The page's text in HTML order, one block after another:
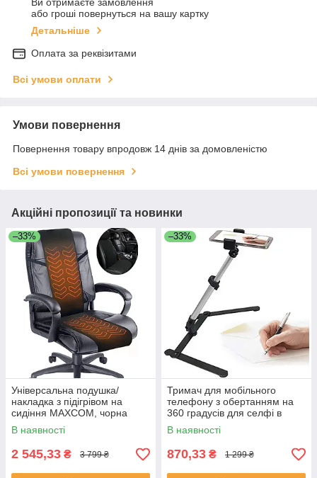
Ви отримаєте замовлення
або гроші повернуться на вашу картку
Детальніше
Оплата за реквізитами
Всі умови оплати
Умови повернення
Повернення товару впродовж 14 днів за домовленістю
Всі умови повернення
Акційні пропозиції та новинки
–33%
Універсальна подушка/
накладка з підігрівом на
сидіння MAXCOM, чорна
В наявності
2 545,33 ₴ 3 799 ₴
–33%
Тримач для мобільного
телефону з обертанням на
360 градусів для селфі в
прямому ефірі
В наявності
870,33 ₴ 1 299 ₴